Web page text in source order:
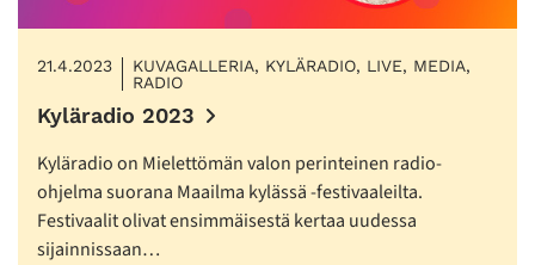
21.4.2023
KUVAGALLERIA, KYLÄRADIO, LIVE, MEDIA,
RADIO
Kyläradio 2023
Kyläradio on Mielettömän valon perinteinen radio-
ohjelma suorana Maailma kylässä -festivaaleilta.
Festivaalit olivat ensimmäisestä kertaa uudessa
sijainnissaan…